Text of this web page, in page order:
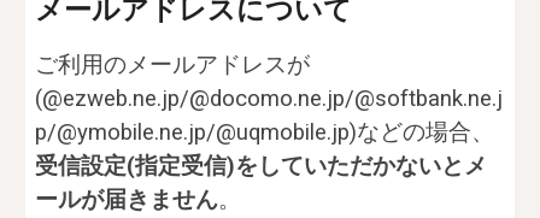
メールアドレスについて
ご利用のメールアドレスが
(@ezweb.ne.jp/@docomo.ne.jp/@softbank.ne.j
p/@ymobile.ne.jp/@uqmobile.jp)などの場合、
受信設定(指定受信)をしていただかないとメ
ールが届きません。